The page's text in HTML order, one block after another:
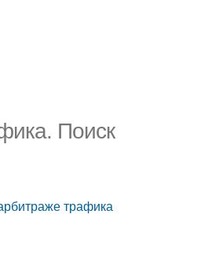
Поиск
трафика